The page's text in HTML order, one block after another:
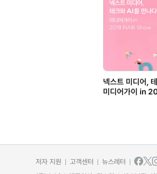
넥스트 미디어,
미디어가이 in
저자 지원 고객센터
뉴스레터